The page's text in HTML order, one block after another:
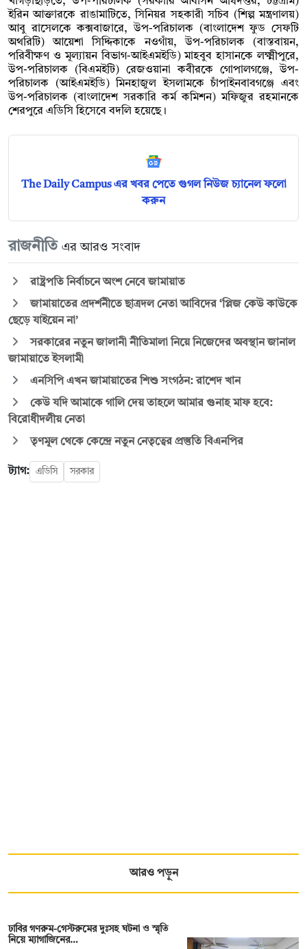
ইরিন আক্তারকে রাঙামাটিতে, সিনিয়র সহকারী সচিব (শিল্প মন্ত্রণালয়)
আবু রাসেলকে কক্সবাজারে, উপ-পরিচালক (বাংলাদেশ ফুড সেফটি
অথরিটি) আয়েশা সিদ্দিকাকে নওগাঁয়, উপ-পরিচালক (বাস্তবায়ন,
পরিবীক্ষণ ও মূল্যায়ন বিভাগ-আইএমইডি) মাহবুব হাসানকে লক্ষ্মীপুরে,
উপ-পরিচালক (বিএমইটি) রেজওয়ানা কবীরকে গোপালগঞ্জে, উপ-
পরিচালক (আইএমইডি) মিনহাজুল ইসলামকে চাঁপাইনবাবগঞ্জে এবং
উপ-পরিচালক (বাংলাদেশ সরকারি কর্ম কমিশন) মফিজুর রহমানকে
শেরপুরে এডিসি হিসেবে বদলি হয়েছে।
The Daily Campus এর খবর পেতে গুগল নিউজ চ্যানেল ফলো
করুন
রাজনীতি এর আরও সংবাদ
রাষ্ট্রপতি নির্বাচনে অংশ নেবে জামায়াত
জামায়াতের প্রদর্শনীতে ছাত্রদল নেতা আবিদের ‘প্লিজ কেউ কাউকে
ছেড়ে যাইয়েন না’
সরকারের নতুন জালানী নীতিমালা নিয়ে নিজেদের অবস্থান জানাল
জামায়াতে ইসলামী
এনসিপি এখন জামায়াতের শিশু সংগঠন: রাশেদ খান
কেউ যদি আমাকে গালি দেয় তাহলে আমার গুনাহ মাফ হবে:
বিরোধীদলীয় নেতা
তৃণমূল থেকে কেন্দ্রে নতুন নেতৃত্বের প্রস্তুতি বিএনপির
ট্যাগ: এডিসি সরকার
আরও পড়ুন
ঢাবির গণরুম-গেস্টরুমের দুঃসহ ঘটনা ও স্মৃতি
নিয়ে ম্যাগাজিনের…